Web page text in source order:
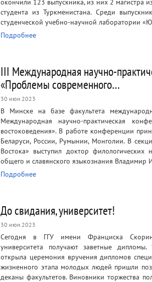
окончили 123 выпускника, из них 2 магистра
студента из Туркменистана. Среди
студенческой учебно-научной лаборатории
Подробнее
III Международная научно-
«Проблемы современного…
30 июн 2023
В Минске на базе факультета
Международная научно-практическая
востоковедения». В работе конференции
Беларуси, России, Румынии, Монголии. В
Востока» выступил доктор филологических
общего и славянского языкознания
Подробнее
До свидания, университет!
30 июн 2023
Сегодня в ГГУ имени Франциска
университета получают заветные
открыла церемония вручения дипломов
жизненного этапа молодых людей пришли
деканы факультетов. Виновники торжества